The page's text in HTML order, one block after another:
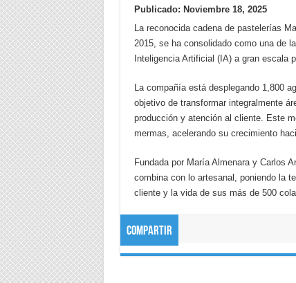
Publicado: Noviembre 18, 2025
La reconocida cadena de pastelerías
2015, se ha consolidado como una de
Inteligencia Artificial (IA) a gran escala
La compañía está desplegando 1,800
objetivo de transformar integralmente
producción y atención al cliente. Este
mermas, acelerando su crecimiento
Fundada por María Almenara y Carlos
combina con lo artesanal, poniendo la
cliente y la vida de sus más de 500
Compartir